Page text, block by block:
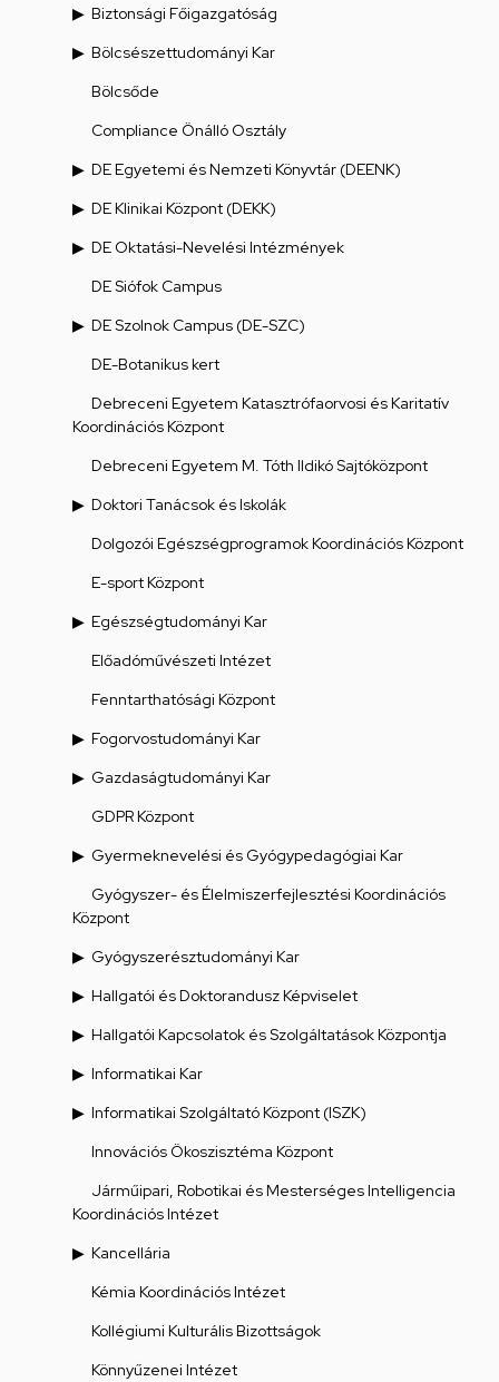
Biztonsági Főigazgatóság
Bölcsészettudományi Kar
Bölcsőde
Compliance Önálló Osztály
DE Egyetemi és Nemzeti Könyvtár (DEENK)
DE Klinikai Központ (DEKK)
DE Oktatási-Nevelési Intézmények
DE Siófok Campus
DE Szolnok Campus (DE-SZC)
DE-Botanikus kert
Debreceni Egyetem Katasztrófaorvosi és Karitatív
Koordinációs Központ
Debreceni Egyetem M. Tóth Ildikó Sajtóközpont
Doktori Tanácsok és Iskolák
Dolgozói Egészségprogramok Koordinációs Központ
E-sport Központ
Egészségtudományi Kar
Előadóművészeti Intézet
Fenntarthatósági Központ
Fogorvostudományi Kar
Gazdaságtudományi Kar
GDPR Központ
Gyermeknevelési és Gyógypedagógiai Kar
Gyógyszer- és Élelmiszerfejlesztési Koordinációs
Központ
Gyógyszerésztudományi Kar
Hallgatói és Doktorandusz Képviselet
Hallgatói Kapcsolatok és Szolgáltatások Központja
Informatikai Kar
Informatikai Szolgáltató Központ (ISZK)
Innovációs Ökoszisztéma Központ
Járműipari, Robotikai és Mesterséges Intelligencia
Koordinációs Intézet
Kancellária
Kémia Koordinációs Intézet
Kollégiumi Kulturális Bizottságok
Könnyűzenei Intézet